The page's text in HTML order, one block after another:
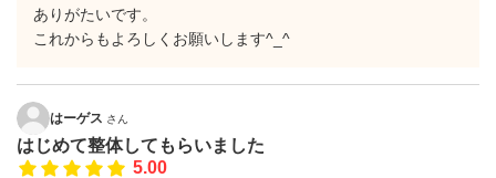
ありがたいです。
これからもよろしくお願いします^_^
はーゲス さん
はじめて整体してもらいました
5.00